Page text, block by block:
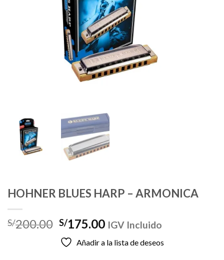
HOHNER BLUES HARP – ARMONICA
S/200.00 El
precio
original
S/175.00El
actual
IGV Incluido
Añadir a la lista de deseos